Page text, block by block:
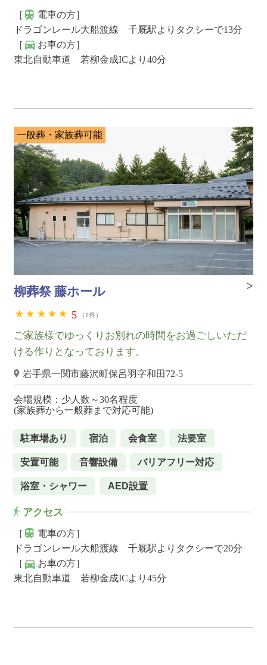
［
電車の方］
ドラゴンレール大船渡線 千厩駅よりタクシーで13分
［
お車の方］
東北自動車道 若柳金成ICより40分
一般葬・家族葬可能
柳葬祭 藤ホール
5 （1件）
ご家族様でゆっくりお別れの時間をお過ごしいただ
ける作りとなっております。
岩手県一関市藤沢町保呂羽字和田72-5
会場規模：少人数～30名程度
(家族葬から一般葬まで対応可能)
駐車場あり 宿泊 会食室 法要室
安置可能 音響設備 バリアフリー対応
浴室・シャワー AED設置
アクセス
［
電車の方］
ドラゴンレール大船渡線 千厩駅よりタクシーで20分
［
お車の方］
東北自動車道 若柳金成ICより45分